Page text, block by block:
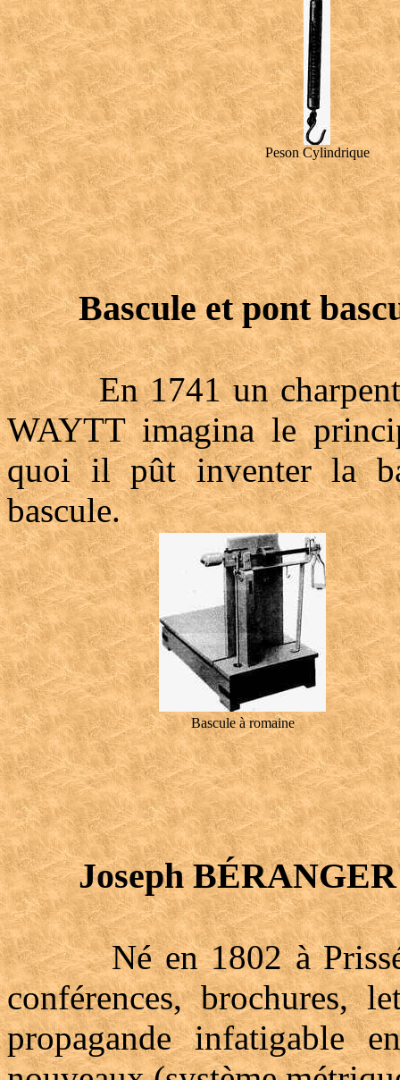
Peson Cylindrique
Bascule et pont
En 1741 un
WAYTT imagina le
quoi il pût inventer la
bascule.
Bascule à romaine
Joseph BÉRANGER
Né en 1802 à Prissé
conférences, brochures,
propagande infatigable